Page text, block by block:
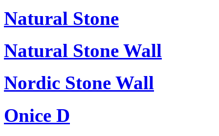
Natural Stone
Natural Stone Wall
Nordic Stone Wall
Onice D